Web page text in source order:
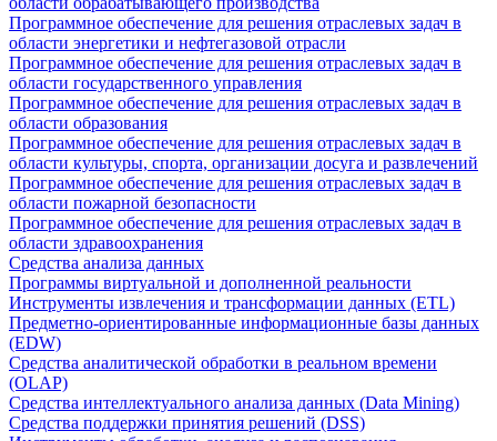
Программное обеспечение для решения отраслевых задач в
области энергетики и нефтегазовой отрасли
Программное обеспечение для решения отраслевых задач в
области государственного управления
Программное обеспечение для решения отраслевых задач в
области образования
Программное обеспечение для решения отраслевых задач в
области культуры, спорта, организации досуга и развлечений
Программное обеспечение для решения отраслевых задач в
области пожарной безопасности
Программное обеспечение для решения отраслевых задач в
области здравоохранения
Средства анализа данных
Программы виртуальной и дополненной реальности
Инструменты извлечения и трансформации данных (ETL)
Предметно-ориентированные информационные базы данных
(EDW)
Средства аналитической обработки в реальном времени
(OLAP)
Средства интеллектуального анализа данных (Data Mining)
Средства поддержки принятия решений (DSS)